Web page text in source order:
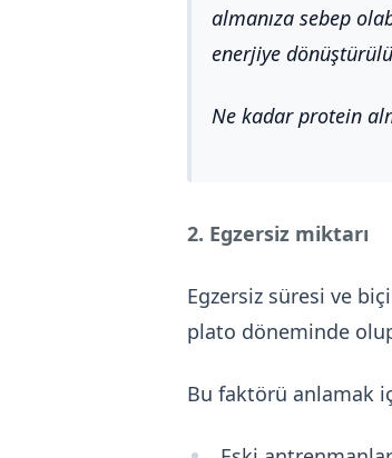
almanıza sebep
enerjiye
Ne kadar protein
2. Egzersiz miktarı
Egzersiz süresi ve
plato döneminde
Bu faktörü anlamak